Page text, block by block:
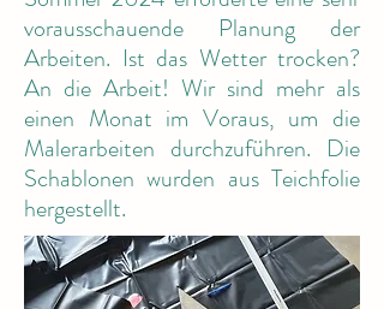
vorausschauende Planung der
Arbeiten. Ist das Wetter trocken?
An die Arbeit! Wir sind mehr als
einen Monat im Voraus, um die
Malerarbeiten durchzuführen. Die
Schablonen wurden aus Teichfolie
hergestellt.